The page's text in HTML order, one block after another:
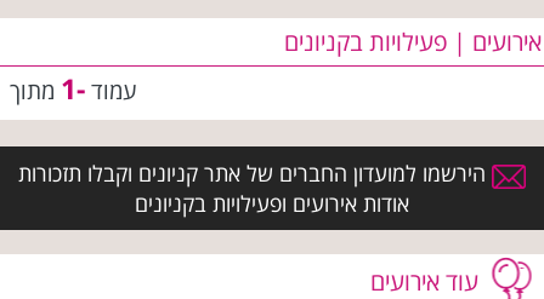
אירועים | פעילויות בקניונים
עמוד-1 מתוך
הירשמו למועדון החברים של אתר קניונים וקבלו תזכורות
אודות אירועים ופעילויות בקניונים
עוד אירועים